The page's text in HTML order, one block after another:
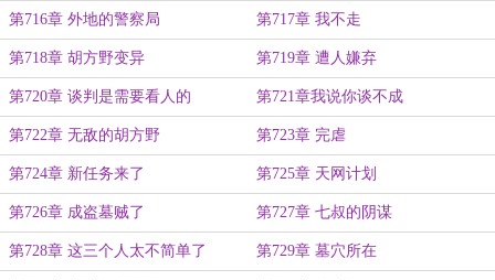
第716章 外地的警察局 第717章 我不走
第718章 胡方野变异 第719章 遭人嫌弃
第720章 谈判是需要看人的 第721章我说你谈不成
第722章 无敌的胡方野 第723章 完虐
第724章 新任务来了 第725章 天网计划
第726章 成盗墓贼了 第727章 七叔的阴谋
第728章 这三个人太不简单了 第729章 墓穴所在